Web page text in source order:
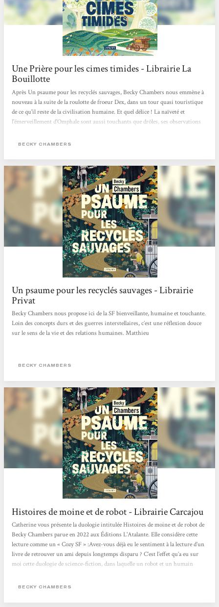
Une Prière pour les cimes timides - Librairie La
Bouillotte
Après Un psaume pour les recyclés sauvages, Becky Chambers nous emmène à
nouveau à la suite de la roulotte de froeur Dex, dans un tour quasi touristique
de ce qu'il reste de la civilisation humaine. Et quel délice ! La naïveté et
l'émerveillement d'Omphale sont aussi touchants que drôles, ses observations
ceux de Dex, toujours à la recherche de son propre chemin.C'est une belle
sans nier nos zones d'ombre....
BECKY CHAMBERS
Un psaume pour les recyclés sauvages - Librairie
Privat
Becky Chambers nous propose ici de la SF bienveillante, humaine et touchante.
Loin des concepts durs et des guerres interstellaires, c’est une réflexion douce
sur le sens de la vie et des relations humaines. Matthieu
BECKY CHAMBERS
Histoires de moine et de robot - Librairie Carcajou
Catherine vous présente la duologie intitulée Histoires de moine et de robot de
Becky Chambers parue en 2022 aux Éditions L'Atalante. Elle considère cette
lecture comme un « Cozy SF » :Avez-vous déjà eu le sentiment à la lecture d’un
livre de retrouver un ami depuis longtemps disparu ? C’est l’effet qu’a eu sur
moi cette duologie de science-fiction, dans laquelle un robot et un humain
amitié poignante nait et s’approfondie, alors que se dévoile la beauté de l’univers
BECKY CHAMBERS